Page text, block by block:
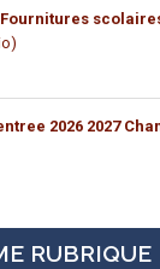
Fournitures
2026 2027
RUBRIQUE